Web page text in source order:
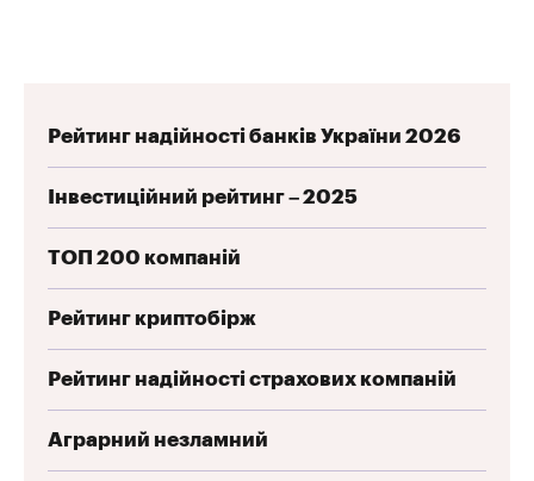
Рейтинг надійності банків України 2026
Інвестиційний рейтинг – 2025
ТОП 200 компаній
Рейтинг криптобірж
Рейтинг надійності страхових компаній
Аграрний незламний